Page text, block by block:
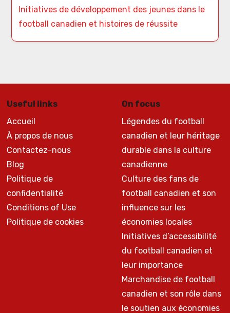
Initiatives de développement des jeunes dans le
football canadien et histoires de réussite
Useful links
Accueil
À propos de nous
Contactez-nous
Blog
Politique de
confidentialité
Conditions of Use
Politique de cookies
On focus
Légendes du football
canadien et leur héritage
durable dans la culture
canadienne
Culture des fans de
football canadien et son
influence sur les
économies locales
Initiatives d’accessibilité
du football canadien et
leur importance
Marchandise de football
canadien et son rôle dans
le soutien aux économies